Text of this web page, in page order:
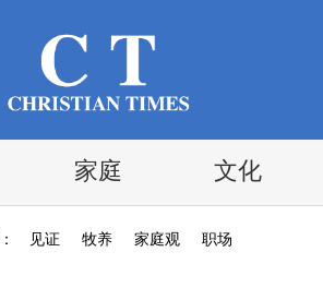
家庭 文化
见证 牧养 家庭观 职场